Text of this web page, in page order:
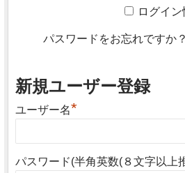
ログイ
パスワードをお忘れですか？
新規ユーザー登録
ユーザー名*
パスワード(半角英数(８文字以上